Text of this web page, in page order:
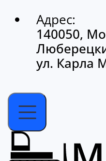
Адрес:
140050,
ул. Карла